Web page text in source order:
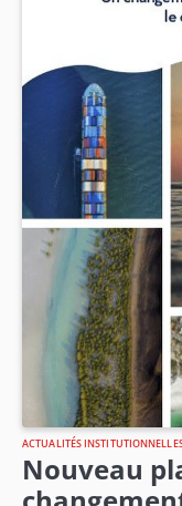
ACTUALITÉS
Nouveau